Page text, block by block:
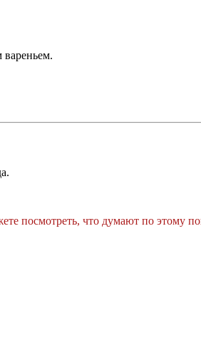
посмотреть, что думают по этому